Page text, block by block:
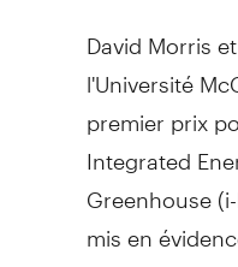
David Morris
l'Université
premier prix
Integrated
Greenhouse
mis en